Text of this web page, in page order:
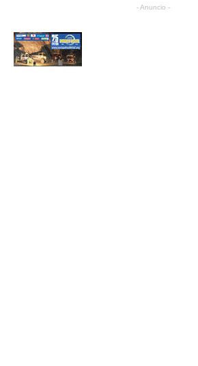
- Anuncio -